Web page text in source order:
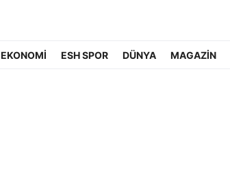
EKONOMİ ESH SPOR DÜNYA MAGAZİN